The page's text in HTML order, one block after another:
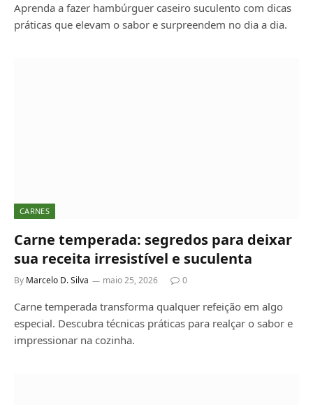
Aprenda a fazer hambúrguer caseiro suculento com dicas
práticas que elevam o sabor e surpreendem no dia a dia.
CARNES
Carne temperada: segredos para deixar
sua receita irresistível e suculenta
By Marcelo D. Silva maio 25, 2026 0
Carne temperada transforma qualquer refeição em algo
especial. Descubra técnicas práticas para realçar o sabor e
impressionar na cozinha.